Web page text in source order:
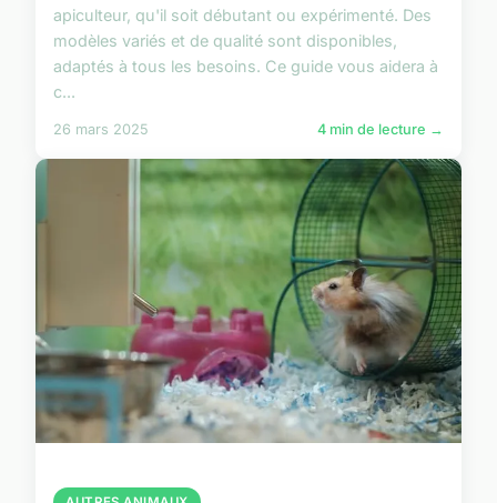
apiculteur, qu'il soit débutant ou expérimenté. Des
modèles variés et de qualité sont disponibles,
adaptés à tous les besoins. Ce guide vous aidera à
c...
26 mars 2025 4 min de lecture →